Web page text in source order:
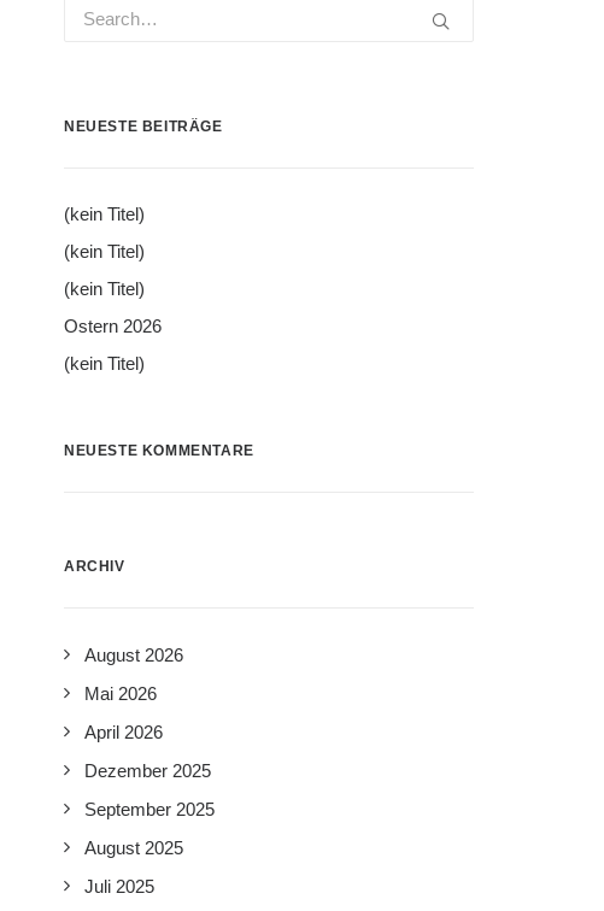
NEUESTE BEITRÄGE
(kein Titel)
(kein Titel)
(kein Titel)
Ostern 2026
(kein Titel)
NEUESTE KOMMENTARE
ARCHIV
August 2026
Mai 2026
April 2026
Dezember 2025
September 2025
August 2025
Juli 2025